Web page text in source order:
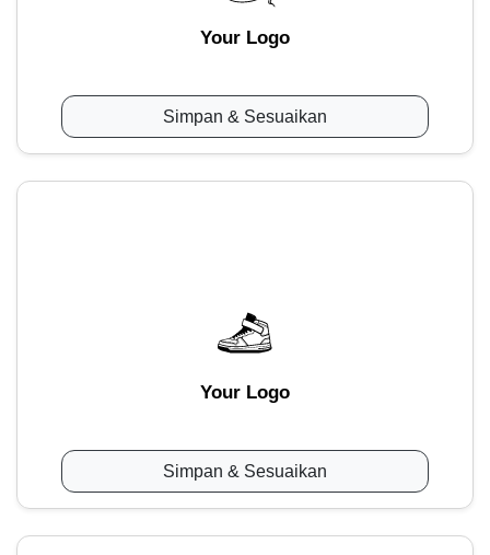
Your Logo
Simpan & Sesuaikan
Your Logo
Simpan & Sesuaikan